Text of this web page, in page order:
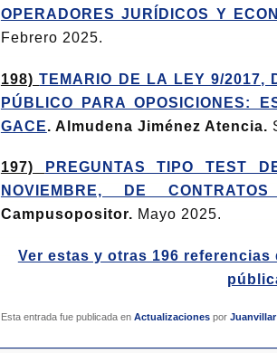
OPERADORES JURÍDICOS Y
Febrero 2025.
198)TEMARIO DE LA LEY 9/2017,
PÚBLICO PARA OPOSICIONES:
GACE. Almudena Jiménez Atencia.
197)
PREGUNTAS TIPO TEST
NOVIEMBRE, DE
Campusopositor. Mayo 2025.
Ver estas y otras 196
Esta entrada fue publicada en Actualizacionespor Juanvillar